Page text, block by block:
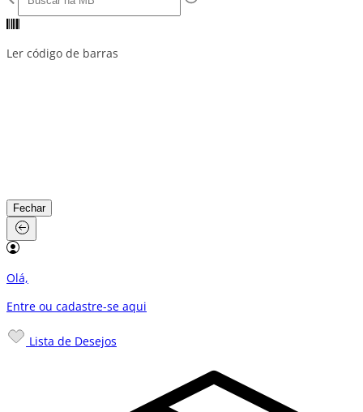
Ler código de barras
Fechar
Olá,
Entre ou cadastre-se aqui
Lista de Desejos